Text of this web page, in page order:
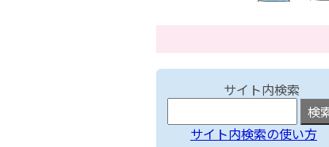
サイト内検索
サイト内検索の使い方